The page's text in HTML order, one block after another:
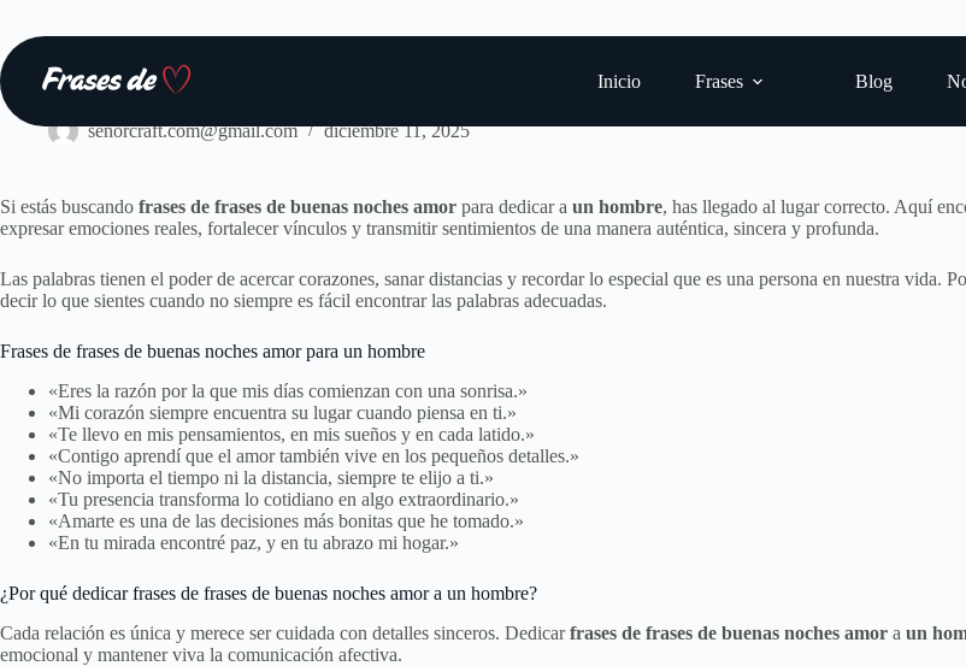
contenido
Inicio
Frases Blog
Frases
senorcraft.com@gmail.com diciembre 11, 2025
Si estás buscando frases de frases de buenas noches amor para dedicar a un hombre, has llegado al lugar correcto. Aquí
expresar emociones reales, fortalecer vínculos y transmitir sentimientos de una manera auténtica, sincera y profunda.
Las palabras tienen el poder de acercar corazones, sanar distancias y recordar lo especial que es una persona en nuestra vida.
decir lo que sientes cuando no siempre es fácil encontrar las palabras adecuadas.
Frases de frases de buenas noches amor para un hombre
«Eres la razón por la que mis días comienzan con una sonrisa.»
«Mi corazón siempre encuentra su lugar cuando piensa en ti.»
«Te llevo en mis pensamientos, en mis sueños y en cada latido.»
«Contigo aprendí que el amor también vive en los pequeños detalles.»
«No importa el tiempo ni la distancia, siempre te elijo a ti.»
«Tu presencia transforma lo cotidiano en algo extraordinario.»
«Amarte es una de las decisiones más bonitas que he tomado.»
«En tu mirada encontré paz, y en tu abrazo mi hogar.»
¿Por qué dedicar frases de frases de buenas noches amor a un hombre?
Cada relación es única y merece ser cuidada con detalles sinceros. Dedicarfrases de frases de buenas noches amor a un
emocional y mantener viva la comunicación afectiva.